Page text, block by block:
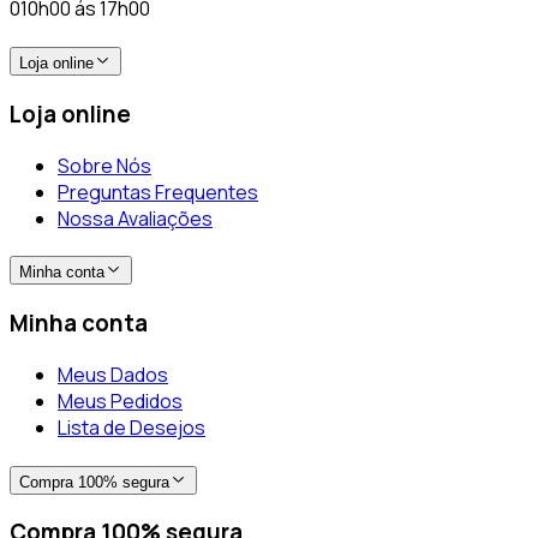
010h00 ás 17h00
Loja online
Loja online
Sobre Nós
Preguntas Frequentes
Nossa Avaliações
Minha conta
Minha conta
Meus Dados
Meus Pedidos
Lista de Desejos
Compra 100% segura